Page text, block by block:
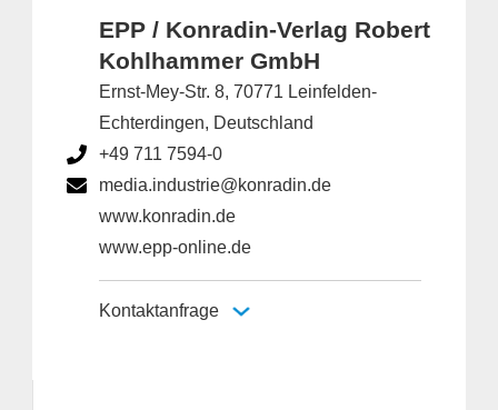
EPP / Konradin-Verlag Robert
Kohlhammer GmbH
Ernst-Mey-Str. 8, 70771 Leinfelden-
Echterdingen, Deutschland
+49 711 7594-0
media.industrie@konradin.de
www.konradin.de
www.epp-online.de
Kontaktanfrage